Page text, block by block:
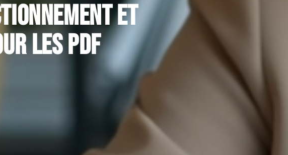
et
les PDF